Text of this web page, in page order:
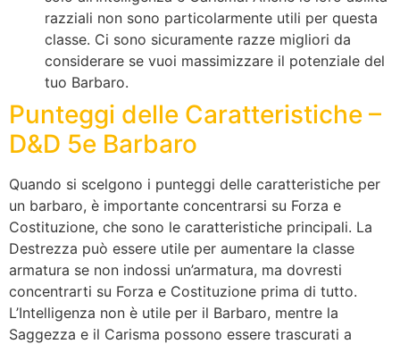
razziali non sono particolarmente utili per questa
classe. Ci sono sicuramente razze migliori da
considerare se vuoi massimizzare il potenziale del
tuo Barbaro.
Punteggi delle Caratteristiche –
D&D 5e Barbaro
Quando si scelgono i punteggi delle caratteristiche per
un barbaro, è importante concentrarsi su Forza e
Costituzione, che sono le caratteristiche principali. La
Destrezza può essere utile per aumentare la classe
armatura se non indossi un’armatura, ma dovresti
concentrarti su Forza e Costituzione prima di tutto.
L’Intelligenza non è utile per il Barbaro, mentre la
Saggezza e il Carisma possono essere trascurati a